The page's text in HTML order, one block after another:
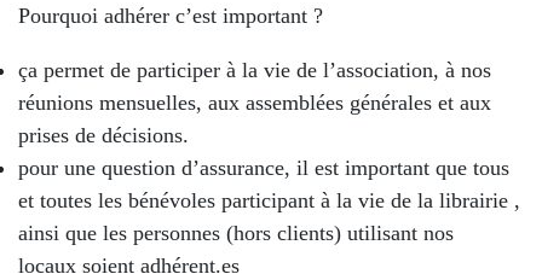
Pourquoi adhérer c’est important ?
ça permet de participer à la vie de l’association, à nos
réunions mensuelles, aux assemblées générales et aux
prises de décisions.
pour une question d’assurance, il est important que tous
et toutes les bénévoles participant à la vie de la librairie ,
ainsi que les personnes (hors clients) utilisant nos
locaux soient adhérent.es